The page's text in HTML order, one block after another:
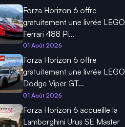
Forza Horizon 6 offre
gratuitement une livrée LEGO
Ferrari 488 Pi...
01 Août 2026
Forza Horizon 6 offre
gratuitement une livrée LEGO
Dodge Viper GT...
01 Août 2026
Forza Horizon 6 accueille la
Lamborghini Urus SE Master